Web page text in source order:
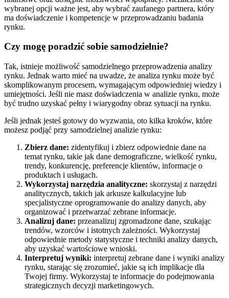
wybranej opcji ważne jest, aby wybrać zaufanego partnera, który
ma doświadczenie i kompetencje w przeprowadzaniu badania
rynku.
Czy mogę poradzić sobie samodzielnie?
Tak, istnieje możliwość samodzielnego przeprowadzenia analizy
rynku. Jednak warto mieć na uwadze, że analiza rynku może być
skomplikowanym procesem, wymagającym odpowiedniej wiedzy i
umiejętności. Jeśli nie masz doświadczenia w analizie rynku, może
być trudno uzyskać pełny i wiarygodny obraz sytuacji na rynku.
Jeśli jednak jesteś gotowy do wyzwania, oto kilka kroków, które
możesz podjąć przy samodzielnej analizie rynku:
Zbierz dane: zidentyfikuj i zbierz odpowiednie dane na
temat rynku, takie jak dane demograficzne, wielkość rynku,
trendy, konkurencję, preferencje klientów, informacje o
produktach i usługach.
Wykorzystaj narzędzia analityczne: skorzystaj z narzędzi
analitycznych, takich jak arkusze kalkulacyjne lub
specjalistyczne oprogramowanie do analizy danych, aby
organizować i przetwarzać zebrane informacje.
Analizuj dane: przeanalizuj zgromadzone dane, szukając
trendów, wzorców i istotnych zależności. Wykorzystaj
odpowiednie metody statystyczne i techniki analizy danych,
aby uzyskać wartościowe wnioski.
Interpretuj wyniki: interpretuj zebrane dane i wyniki analizy
rynku, starając się zrozumieć, jakie są ich implikacje dla
Twojej firmy. Wykorzystaj te informacje do podejmowania
strategicznych decyzji marketingowych.